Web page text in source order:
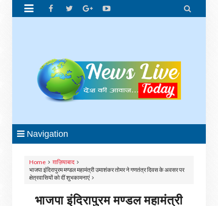
 
Navigation
Home
ग़ाज़ियाबाद
भाजपा इंदिरापुरम मण्डल महामंत्री उमाशंकर तोमर ने गणतंत्र दिवस के अवसर पर
क्षेत्रवासियों को दीं शुभकामनाएं
भाजपा इंदिरापुरम मण्डल महामंत्री